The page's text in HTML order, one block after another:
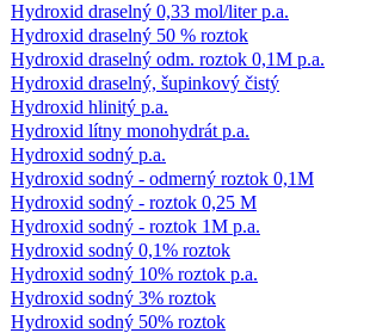
Hydroxid draselný 0,33 mol/liter p.a.
Hydroxid draselný 50 % roztok
Hydroxid draselný odm. roztok 0,1M p.a.
Hydroxid draselný, šupinkový čistý
Hydroxid hlinitý p.a.
Hydroxid lítny monohydrát p.a.
Hydroxid sodný p.a.
Hydroxid sodný - odmerný roztok 0,1M
Hydroxid sodný - roztok 0,25 M
Hydroxid sodný - roztok 1M p.a.
Hydroxid sodný 0,1% roztok
Hydroxid sodný 10% roztok p.a.
Hydroxid sodný 3% roztok
Hydroxid sodný 50% roztok